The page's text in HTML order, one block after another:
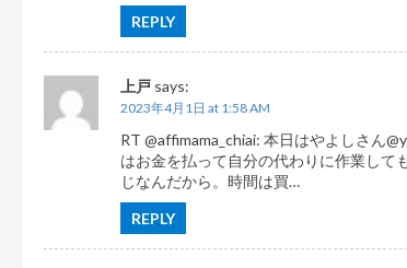
i
n
REPLY
上戸 says:
2023年4月1日 at 1:58 AM
RT @affimama_chiai: 本日はやよしさん
はお金を払って自分の代わりに作業して
じなんだから。時間は買…
REPLY